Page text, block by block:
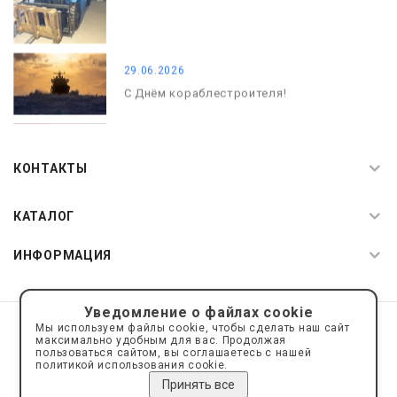
29.06.2026
С Днём кораблестроителя!
КОНТАКТЫ
КАТАЛОГ
ИНФОРМАЦИЯ
© 2019—2026 Интернет пространство АкваРос
sale@a-ros.ru
Политика конфиденциальности
Политика обработки персональных данных
Уведомление о файлах cookie
Мы используем файлы cookie, чтобы сделать наш сайт
максимально удобным для вас. Продолжая
пользоваться сайтом, вы соглашаетесь с нашей
политикой использования cookie.
Принять все